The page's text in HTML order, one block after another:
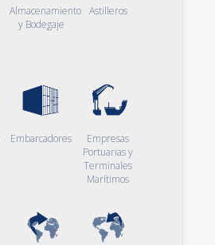
Almacenamiento
y Bodegaje
Astilleros
Embarcadores
Empresas
Portuarias y
Terminales
Marítimos